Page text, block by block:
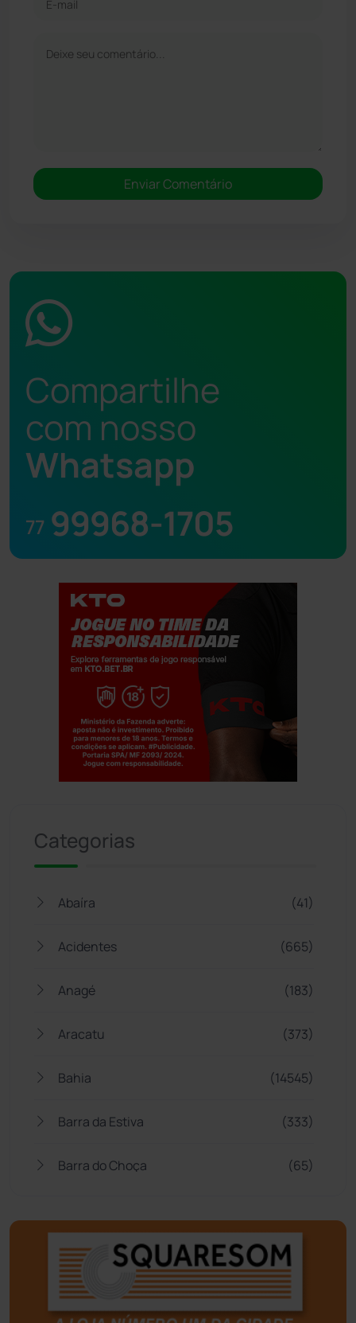
Compartilhe
com nosso
Whatsapp
77 99968-1705
Categorias
Abaíra (41)
Acidentes (665)
Anagé (183)
Aracatu (373)
Bahia (14545)
Barra da Estiva (333)
Barra do Choça (65)
Bom Jesus da Lapa (505)
Boquira (152)